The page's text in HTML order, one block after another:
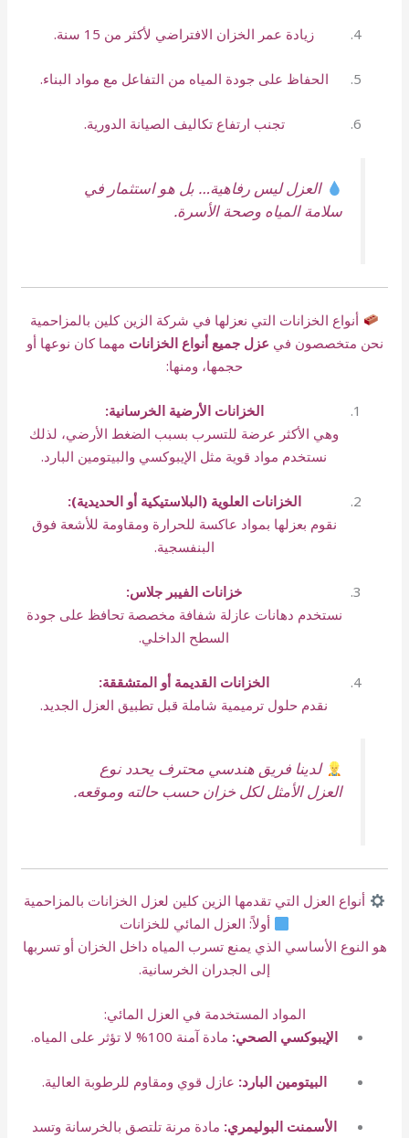
زيادة عمر الخزان الافتراضي لأكثر من 15 سنة.
الحفاظ على جودة المياه من التفاعل مع مواد البناء.
تجنب ارتفاع تكاليف الصيانة الدورية.
العزل ليس رفاهية… بل هو استثمار في
سلامة المياه وصحة الأسرة.
أنواع الخزانات التي نعزلها في شركة الزين كلين بالمزاحمية
نحن متخصصون في عزل جميع أنواع الخزانات مهما كان نوعها أو
حجمها، ومنها:
الخزانات الأرضية الخرسانية:
وهي الأكثر عرضة للتسرب بسبب الضغط الأرضي، لذلك
نستخدم مواد قوية مثل الإيبوكسي والبيتومين البارد.
الخزانات العلوية (البلاستيكية أو الحديدية):
نقوم بعزلها بمواد عاكسة للحرارة ومقاومة للأشعة فوق
البنفسجية.
خزانات الفيبر جلاس:
نستخدم دهانات عازلة شفافة مخصصة تحافظ على جودة
السطح الداخلي.
الخزانات القديمة أو المتشققة:
نقدم حلول ترميمية شاملة قبل تطبيق العزل الجديد.
لدينا فريق هندسي محترف يحدد نوع
العزل الأمثل لكل خزان حسب حالته وموقعه.
أنواع العزل التي تقدمها الزين كلين لعزل الخزانات بالمزاحمية
أولاً: العزل المائي للخزانات
هو النوع الأساسي الذي يمنع تسرب المياه داخل الخزان أو تسربها
إلى الجدران الخرسانية.
المواد المستخدمة في العزل المائي:
الإيبوكسي الصحي: مادة آمنة 100% لا تؤثر على المياه.
البيتومين البارد: عازل قوي ومقاوم للرطوبة العالية.
الأسمنت البوليمري: مادة مرنة تلتصق بالخرسانة وتسد